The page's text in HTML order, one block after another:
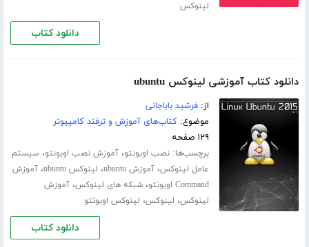
لینوکس
دانلود کتاب
دانلود کتاب آموزشی لینوکس ubuntu
از:فرشید باباجانی
موضوع:کتاب‌های آموزش و ترفند کامپیوتر
۱۲۹ صفحه
برچسب‌ها:نصب اوبونتو،آموزش نصب اوبونتو، سیستم
عامل لینوکس،آموزش ubuntu ، لینوکس ubuntu ،آموزش
Command اوبونتو
،شبکه های لینوکس،آموزش
لینوکس، لینوکس، لینوکس اوبونتو
دانلود کتاب